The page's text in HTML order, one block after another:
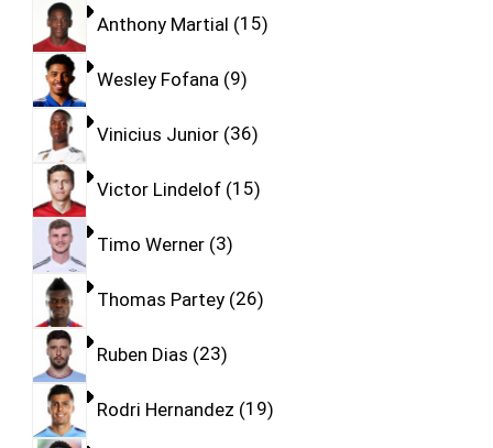
Anthony Martial 15
Wesley Fofana 9
Vinicius Junior 36
Victor Lindelof 15
Timo Werner 3
Thomas Partey 26
Ruben Dias 23
Rodri Hernandez 19